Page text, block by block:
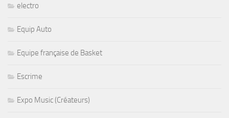
electro
Equip Auto
Equipe française de Basket
Escrime
Expo Music (Créateurs)